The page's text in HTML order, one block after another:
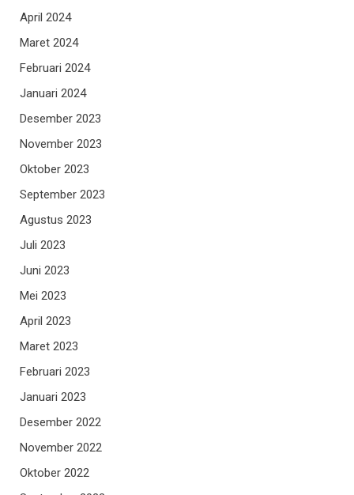
April 2024
Maret 2024
Februari 2024
Januari 2024
Desember 2023
November 2023
Oktober 2023
September 2023
Agustus 2023
Juli 2023
Juni 2023
Mei 2023
April 2023
Maret 2023
Februari 2023
Januari 2023
Desember 2022
November 2022
Oktober 2022